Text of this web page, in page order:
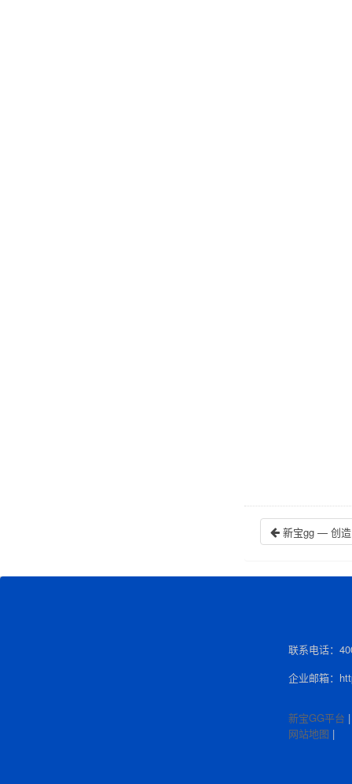
新宝gg — 创造
联系电话：
企业邮箱：
新宝GG平台
网站地图 |